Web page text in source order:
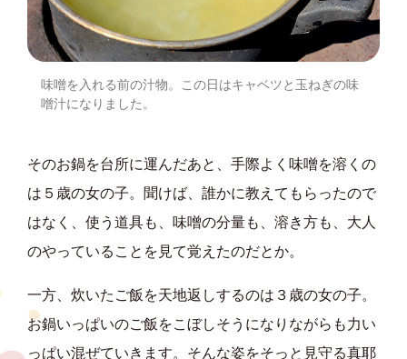
味噌を入れる前の汁物。この日はキャベツと玉ねぎの味
噌汁になりました。
そのお鍋を台所に運んだあと、手際よく味噌を溶くの
は５歳の女の子。聞けば、誰かに教えてもらったので
はなく、使う道具も、味噌の分量も、溶き方も、大人
のやっていることを見て覚えたのだとか。
一方、炊いたご飯を天地返しするのは３歳の女の子。
お鍋いっぱいのご飯をこぼしそうになりながらも力い
っぱい混ぜていきます。そんな姿をそっと見守る真耶